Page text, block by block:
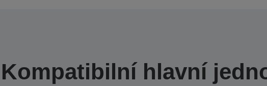
Kompatibilní hlavní